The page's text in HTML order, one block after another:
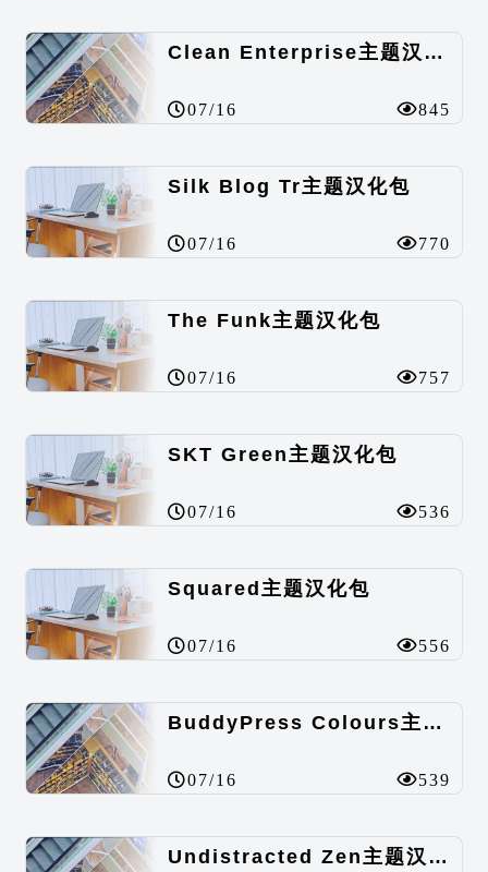
Clean Enterprise主题汉化包
07/16 845
Silk Blog Tr主题汉化包
07/16 770
The Funk主题汉化包
07/16 757
SKT Green主题汉化包
07/16 536
Squared主题汉化包
07/16 556
BuddyPress Colours主题汉化包
07/16 539
Undistracted Zen主题汉化包